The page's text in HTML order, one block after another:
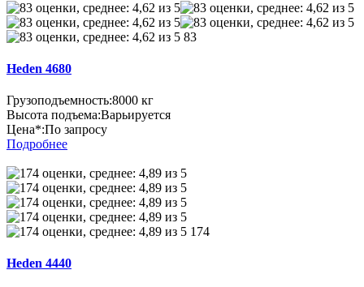
83
Heden 4680
Грузоподъемность:8000 кг
Высота подъема:Варьируется
Цена*:По запросу
Подробнее
174
Heden 4440